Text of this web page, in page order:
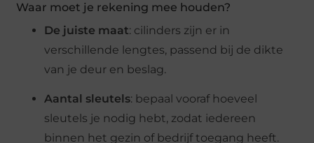
Waar moet je rekening mee houden?
De juiste maat: cilinders zijn er in
verschillende lengtes, passend bij de dikte
van je deur en beslag.
Aantal sleutels: bepaal vooraf hoeveel
sleutels je nodig hebt, zodat iedereen
binnen het gezin of bedrijf toegang heeft.